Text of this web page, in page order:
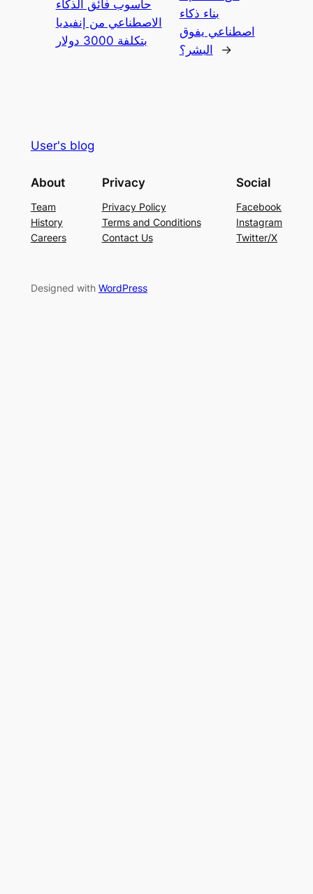
حاسوب فائق الذكاء
الاصطناعي من إنفيديا
بتكلفة 3000 دولار
بناء ذكاء
اصطناعي يفوق
البشر؟
→
User's blog
About
Team
History
Careers
Privacy
Privacy Policy
Terms and Conditions
Contact Us
Social
Facebook
Instagram
Twitter/X
Designed with WordPress